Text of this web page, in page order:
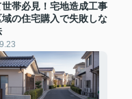
帯必見！宅地造成工事
の住宅購入で失敗しな